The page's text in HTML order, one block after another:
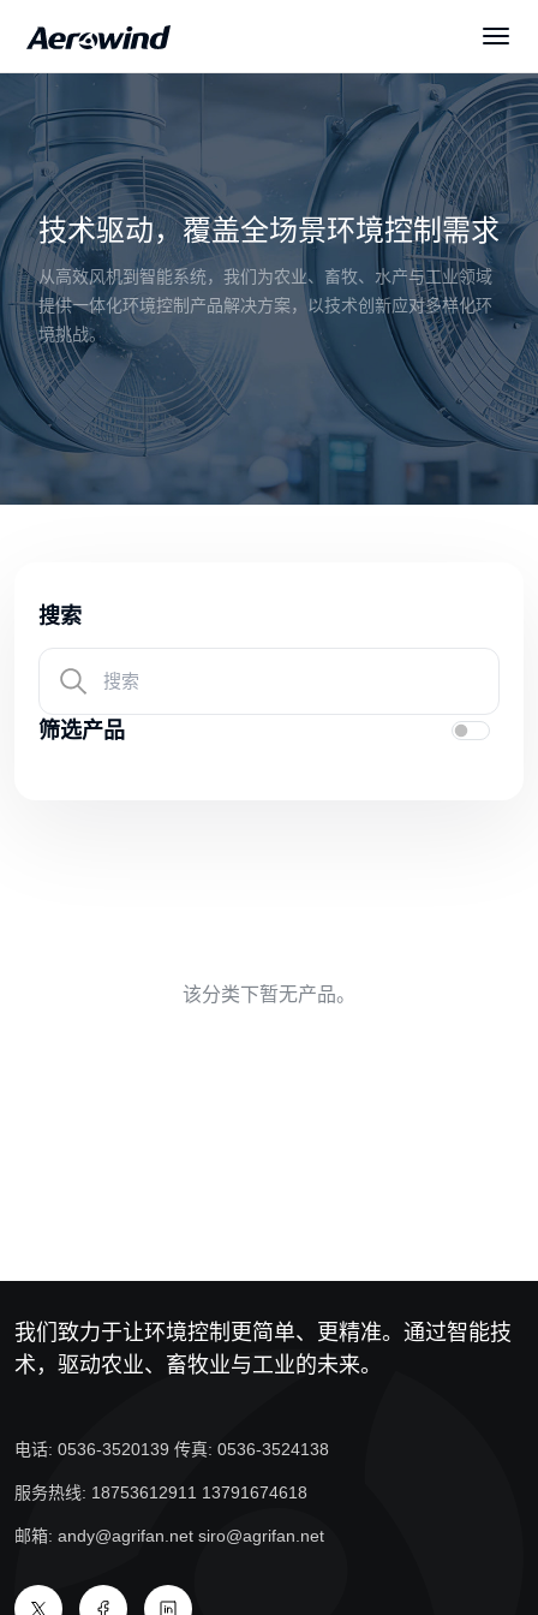
解决方案
产品中心
展会与新闻
服务与下载
关于我们
简体中文
技术驱动，覆盖全场景环境控制需求
从高效风机到智能系统，我们为农业、畜牧、水产与工业领域
提供一体化环境控制产品解决方案，以技术创新应对多样化环
境挑战。
搜索
筛选产品
该分类下暂无产品。
我们致力于让环境控制更简单、更精准。通过智能技
术，驱动农业、畜牧业与工业的未来。
电话: 0536-3520139 传真: 0536-3524138
服务热线: 18753612911 13791674618
邮箱: andy@agrifan.net siro@agrifan.net